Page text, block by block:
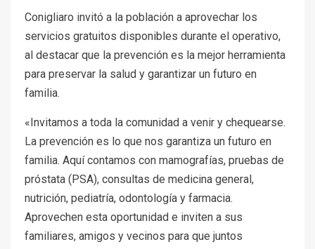
Conigliaro invitó a la población a aprovechar los
servicios gratuitos disponibles durante el operativo,
al destacar que la prevención es la mejor herramienta
para preservar la salud y garantizar un futuro en
familia.
«Invitamos a toda la comunidad a venir y chequearse.
La prevención es lo que nos garantiza un futuro en
familia. Aquí contamos con mamografías, pruebas de
próstata (PSA), consultas de medicina general,
nutrición, pediatría, odontología y farmacia.
Aprovechen esta oportunidad e inviten a sus
familiares, amigos y vecinos para que juntos